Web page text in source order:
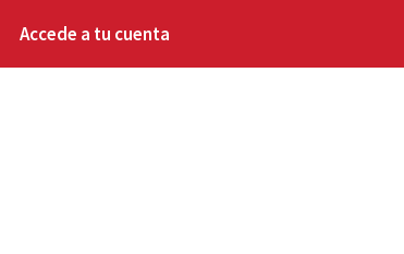
Accede a tu cuenta